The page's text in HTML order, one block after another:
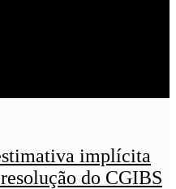
implícita
do CGIBS